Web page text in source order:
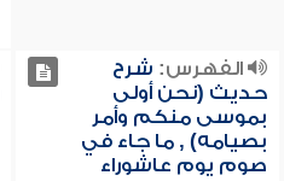
الفهرس: شرح
حديث (نحن أولى
بموسى منكم وأمر
بصيامه) , ما جاء في
صوم يوم عاشوراء